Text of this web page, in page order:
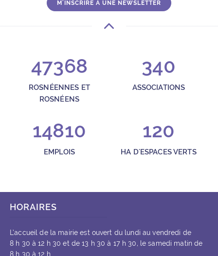
M'INSCRIRE À UNE NEWSLETTER
47368
ROSNÉENNES ET
ROSNÉENS
340
ASSOCIATIONS
14810
EMPLOIS
120
HA D'ESPACES VERTS
HORAIRES
L’accueil de la mairie est ouvert du lundi au vendredi de
8 h 30 à 12 h 30 et de 13 h 30 à 17 h 30, le samedi matin de
8 h 30 à 12 h.